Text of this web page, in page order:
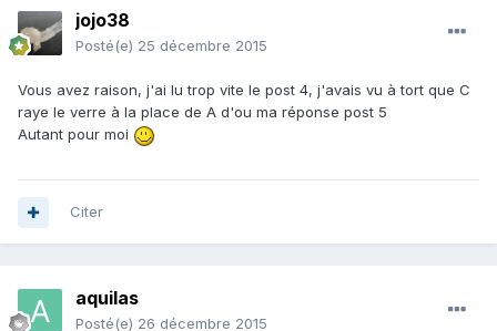
jojo38
Posté(e) 25 décembre 2015
Vous avez raison, j'ai lu trop vite le post 4, j'avais vu à tort que C
raye le verre à la place de A d'ou ma réponse post 5
Autant pour moi
Citer
aquilas
Posté(e) 26 décembre 2015